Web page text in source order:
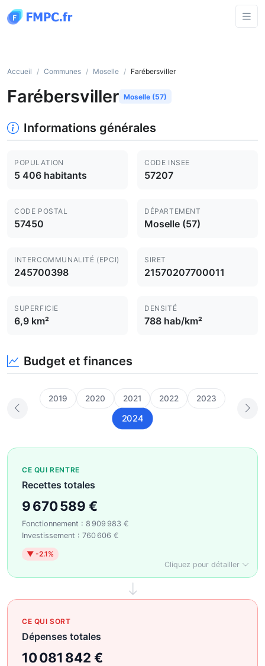
Accueil Communes Moselle Farébersviller
Farébersviller Moselle (57)
Informations générales
POPULATION
5 406 habitants
CODE INSEE
57207
CODE POSTAL
57450
DÉPARTEMENT
Moselle (57)
INTERCOMMUNALITÉ (EPCI)
245700398
SIRET
21570207700011
SUPERFICIE
6,9 km²
DENSITÉ
788 hab/km²
Budget et finances
2019 2020 2021 2022 2023
2024
CE QUI RENTRE
Recettes totales
9 670 589 €
Fonctionnement : 8 909 983 €
Investissement : 760 606 €
▼ -2.1%
Cliquez pour détailler
CE QUI SORT
Dépenses totales
10 081 842 €